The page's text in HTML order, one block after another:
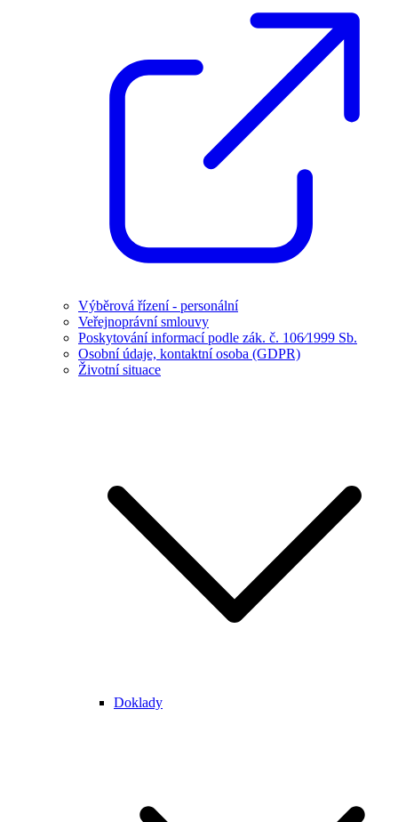
Výběrová řízení - personální
Veřejnoprávní smlouvy
Poskytování informací podle zák. č. 106⁄1999 Sb.
Osobní údaje, kontaktní osoba (GDPR)
Životní situace
Doklady